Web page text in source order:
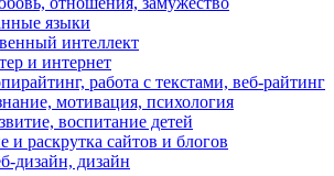
языки
интеллект
и интернет
работа с текстами, веб-райтинг
мотивация, психология
воспитание детей
и раскрутка сайтов и блогов
дизайн, дизайн